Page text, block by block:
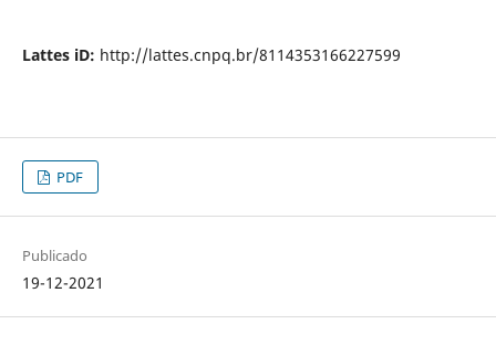
Lattes iD: http://lattes.cnpq.br/8114353166227599
PDF
Publicado
19-12-2021